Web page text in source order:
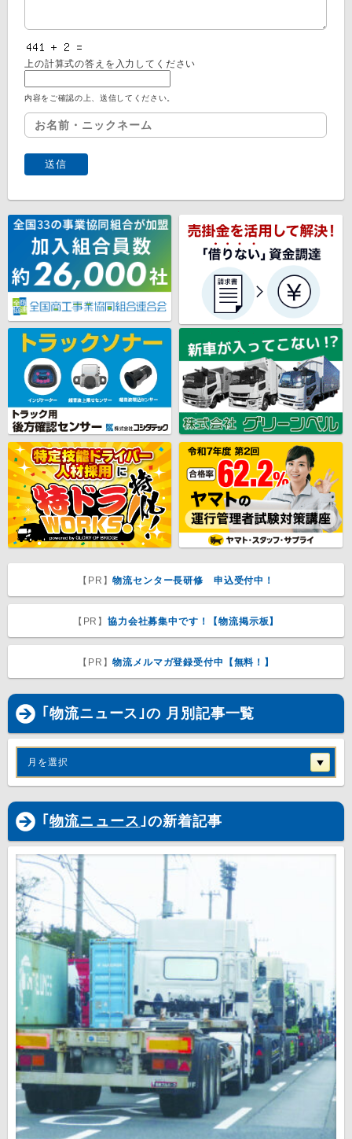
上の計算式の答えを入力してください
内容をご確認の上、送信してください。
【PR】物流センター長研修 申込受付中！
【PR】協力会社募集中です！【物流掲示板】
【PR】物流メルマガ登録受付中【無料！】
｢物流ニュース｣の 月別記事一覧
月を選択
｢ 物流ニュース｣の新着記事